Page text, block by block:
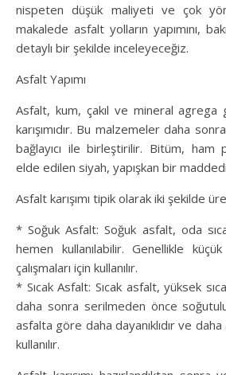
nispeten düşük maliyeti ve çok
makalede asfalt yolların yapımını,
detaylı bir şekilde inceleyeceğiz.
Asfalt Yapımı
Asfalt, kum, çakıl ve mineral
karışımıdır. Bu malzemeler daha
bağlayıcı ile birleştirilir. Bitüm, ham
elde edilen siyah, yapışkan bir
Asfalt karışımı tipik olarak iki şekilde
* Soğuk Asfalt: Soğuk asfalt, oda
hemen kullanılabilir. Genellikle
çalışmaları için kullanılır.
* Sıcak Asfalt: Sıcak asfalt, yüksek
daha sonra serilmeden önce
asfalta göre daha dayanıklıdır ve
kullanılır.